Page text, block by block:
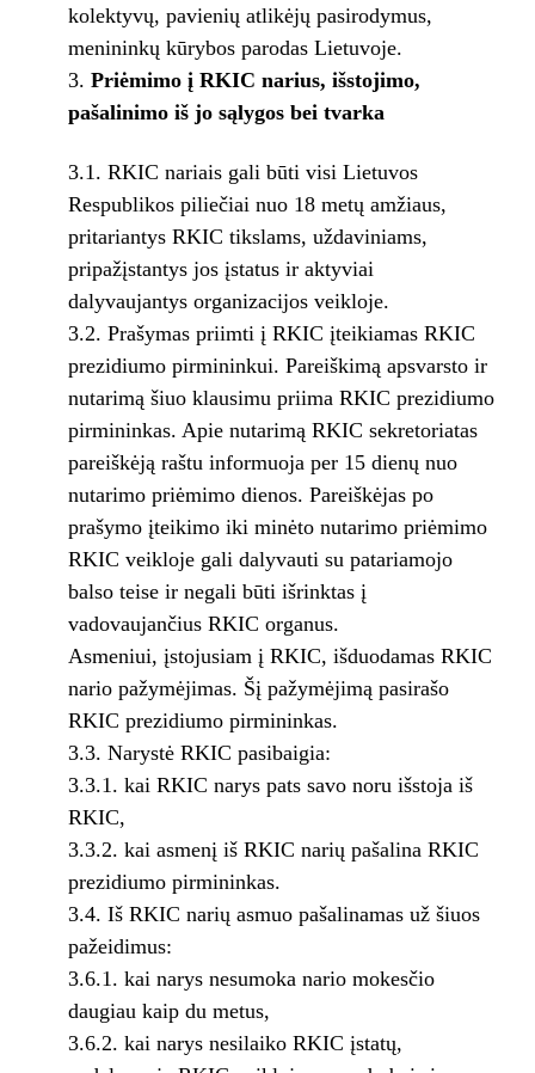
kolektyvų, pavienių atlikėjų pasirodymus,
menininkų kūrybos parodas Lietuvoje.
Priėmimo į RKIC narius, išstojimo,
pašalinimo iš jo sąlygos bei tvarka
3.1. RKIC nariais gali būti visi Lietuvos
Respublikos piliečiai nuo 18 metų amžiaus,
pritariantys RKIC tikslams, uždaviniams,
pripažįstantys jos įstatus ir aktyviai
dalyvaujantys organizacijos veikloje.
3.2. Prašymas priimti į RKIC įteikiamas RKIC
prezidiumo pirmininkui. Pareiškimą apsvarsto ir
nutarimą šiuo klausimu priima RKIC prezidiumo
pirmininkas. Apie nutarimą RKIC sekretoriatas
pareiškėją raštu informuoja per 15 dienų nuo
nutarimo priėmimo dienos. Pareiškėjas po
prašymo įteikimo iki minėto nutarimo priėmimo
RKIC veikloje gali dalyvauti su patariamojo
balso teise ir negali būti išrinktas į
vadovaujančius RKIC organus.
Asmeniui, įstojusiam į RKIC, išduodamas RKIC
nario pažymėjimas. Šį pažymėjimą pasirašo
RKIC prezidiumo pirmininkas.
3.3. Narystė RKIC pasibaigia:
3.3.1. kai RKIC narys pats savo noru išstoja iš
RKIC,
3.3.2. kai asmenį iš RKIC narių pašalina RKIC
prezidiumo pirmininkas.
3.4. Iš RKIC narių asmuo pašalinamas už šiuos
pažeidimus:
3.6.1. kai narys nesumoka nario mokesčio
daugiau kaip du metus,
3.6.2. kai narys nesilaiko RKIC įstatų,